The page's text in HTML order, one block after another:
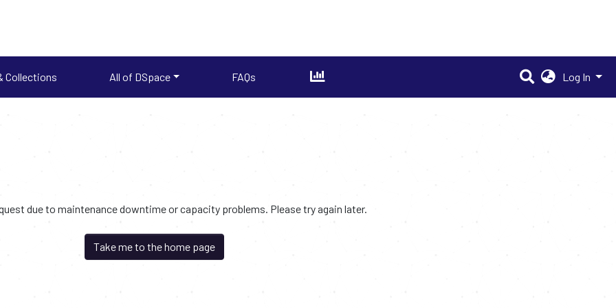
Collections All of DSpace FAQs Log In
due to maintenance downtime or capacity problems. Please try again later.
Take me to the home page